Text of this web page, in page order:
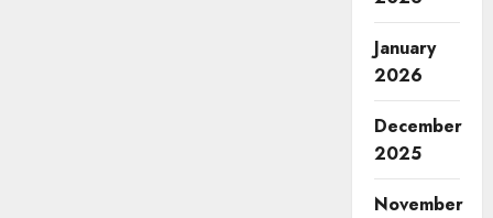
January
2026
December
2025
November